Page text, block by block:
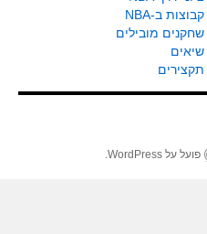
קבוצות ב-NBA
שחקנים מובילים
שיאים
תקצירים
פועל על WordPress.